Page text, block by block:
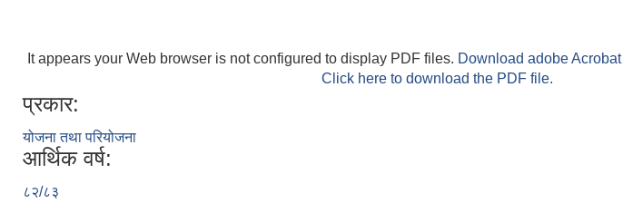
It appears your Web browser is not configured to display PDF files. Download adobe Acrobat
Click here to download the PDF file.
प्रकार:
योजना तथा परियोजना
आर्थिक वर्ष:
८२/८३